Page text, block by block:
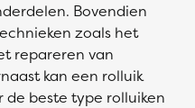
Bovendien
zoals het
repareren van
kan een rolluik
de beste type rolluiken